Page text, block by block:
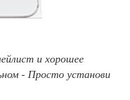
и хорошее
- Просто установи